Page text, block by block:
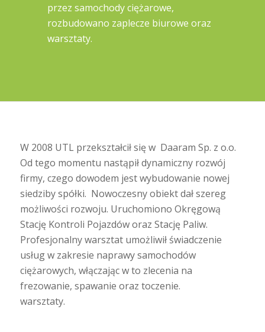
przez samochody ciężarowe,
rozbudowano zaplecze biurowe oraz
warsztaty.
W 2008 UTL przekształcił się w Daaram Sp. z o.o.
Od tego momentu nastąpił dynamiczny rozwój
firmy, czego dowodem jest wybudowanie nowej
siedziby spółki. Nowoczesny obiekt dał szereg
możliwości rozwoju. Uruchomiono Okręgową
Stację Kontroli Pojazdów oraz Stację Paliw.
Profesjonalny warsztat umożliwił świadczenie
usług w zakresie naprawy samochodów
ciężarowych, włączając w to zlecenia na
frezowanie, spawanie oraz toczenie.
warsztaty.